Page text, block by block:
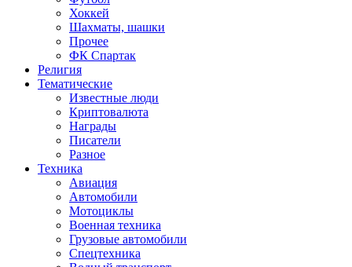
Хоккей
Шахматы, шашки
Прочее
ФК Спартак
Религия
Тематические
Известные люди
Криптовалюта
Награды
Писатели
Разное
Техника
Авиация
Автомобили
Мотоциклы
Военная техника
Грузовые автомобили
Спецтехника